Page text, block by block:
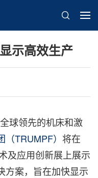
示高效生产
球领先的机床和激
TRUMPF） 将在
及应用创新展上展示
方案，旨在加快显示